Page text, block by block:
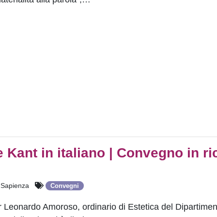
Kant in italiano | Convegno in
Convegni
Amoroso, ordinario di Estetica del